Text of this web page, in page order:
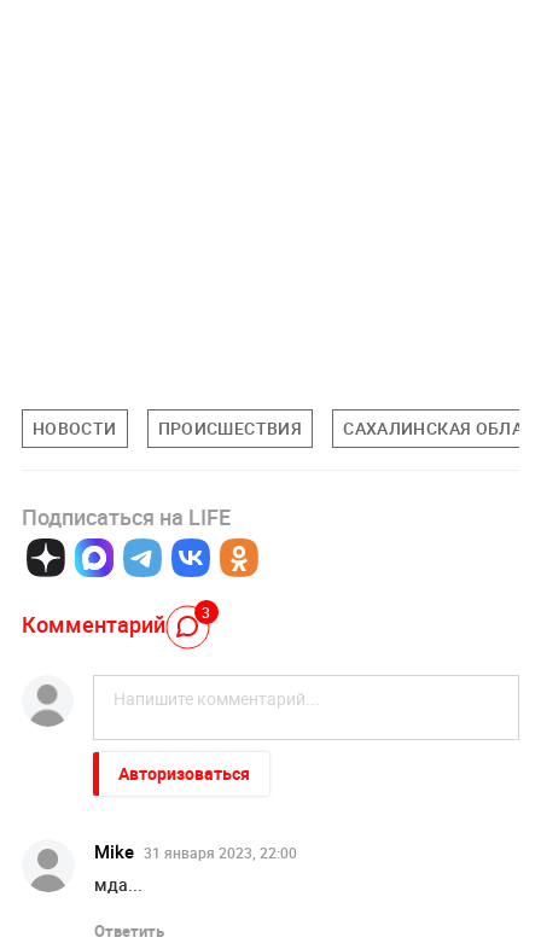
НОВОСТИ ПРОИСШЕСТВИЯ САХАЛИНСКАЯ
Подписаться на LIFE
Комментарий 3
Авторизоваться
Mike 31 января 2023, 22:00
мда...
Ответить